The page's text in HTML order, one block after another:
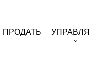
ПРОДАТЬ